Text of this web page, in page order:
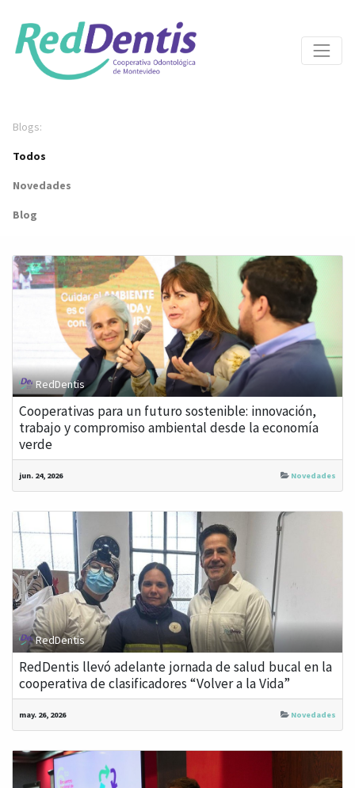
Blogs:
Todos
Novedades
Blog
RedDentis
Cooperativas para un futuro sostenible: innovación,
trabajo y compromiso ambiental desde la economía
verde
jun. 24, 2026 Novedades
RedDentis
RedDentis llevó adelante jornada de salud bucal en la
cooperativa de clasificadores “Volver a la Vida”
may. 26, 2026 Novedades